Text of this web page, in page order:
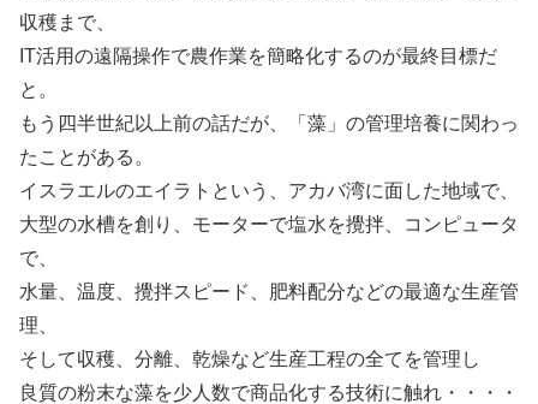
収穫まで、
IT活用の遠隔操作で農作業を簡略化するのが最終目標だ
と。
もう四半世紀以上前の話だが、「藻」の管理培養に関わっ
たことがある。
イスラエルのエイラトという、アカバ湾に面した地域で、
大型の水槽を創り、モーターで塩水を攪拌、コンピュータ
で、
水量、温度、攪拌スピード、肥料配分などの最適な生産管
理、
そして収穫、分離、乾燥など生産工程の全てを管理し
良質の粉末な藻を少人数で商品化する技術に触れ・・・・